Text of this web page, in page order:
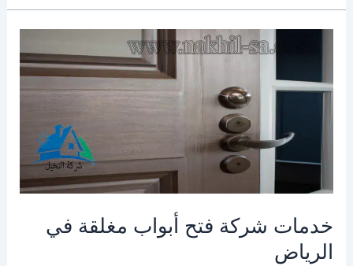
بالرياض
خدمات شركة فتح أبواب مغلقة في
الرياض